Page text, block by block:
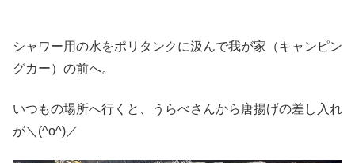
シャワー用の水をポリタンクに汲んで我が家（キャンピン
グカー）の前へ。
いつもの場所へ行くと、うらべさんから唐揚げの差し入れ
が＼(^o^)／